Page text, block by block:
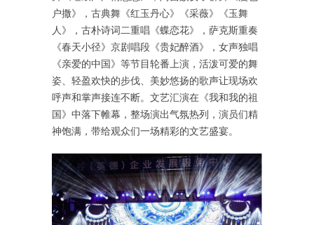
户撒》，古典舞《红玉丹心》《采薇》《玉舞
人》，古朴诗词二重唱《蝶恋花》，萨克斯重奏
《春天小径》京剧唱段《贵妃醉酒》，女声独唱
《亲爱的中国》等节目轮番上演，活泼可爱的舞
姿、轻盈欢快的步伐、美妙悠扬的歌声‌让现场欢
呼声和掌声接连不断。文艺汇演在《我和我的祖
国》中落下帷幕，整场演出气氛热列，演员们精
神饱满，带给观众们一场精彩的文艺盛宴。